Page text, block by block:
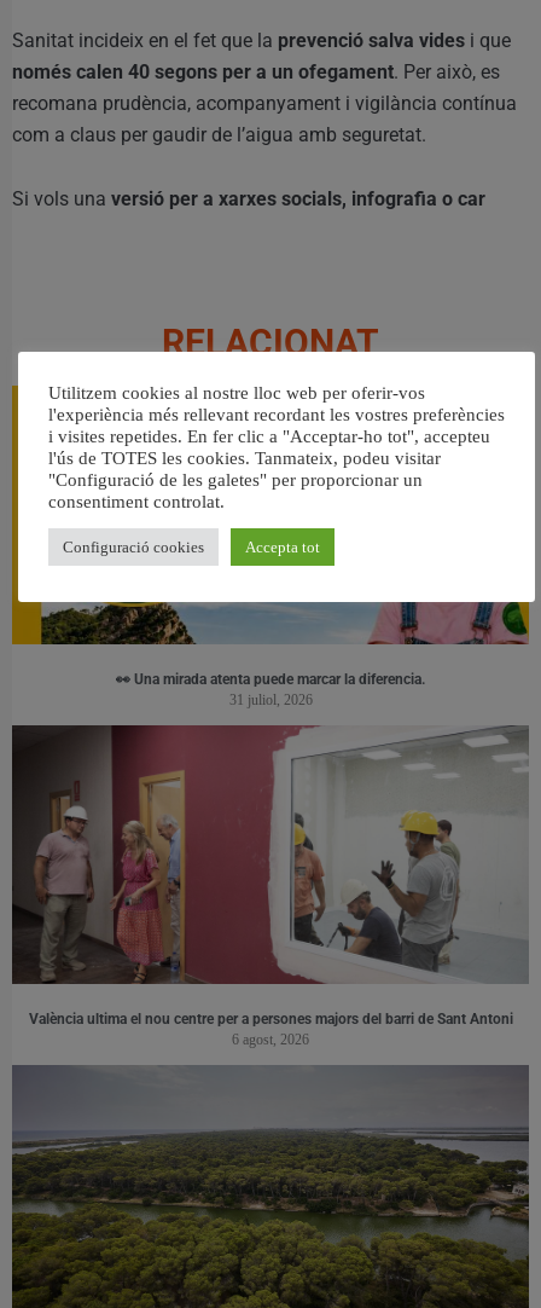
Sanitat incideix en el fet que la prevenció salva vides i que
només calen 40 segons per a un ofegament. Per això, es
recomana prudència, acompanyament i vigilància contínua
com a claus per gaudir de l’aigua amb seguretat.
Si vols una versió per a xarxes socials, infografia o car
RELACIONAT
👀 Una mirada atenta puede marcar la diferencia.
31 juliol, 2026
València ultima el nou centre per a persones majors del barri de Sant Antoni
6 agost, 2026
Utilitzem cookies al nostre lloc web per oferir-vos
l'experiència més rellevant recordant les vostres preferències
i visites repetides. En fer clic a "Acceptar-ho tot", accepteu
l'ús de TOTES les cookies. Tanmateix, podeu visitar
"Configuració de les galetes" per proporcionar un
consentiment controlat.
Configuració cookies Accepta tot